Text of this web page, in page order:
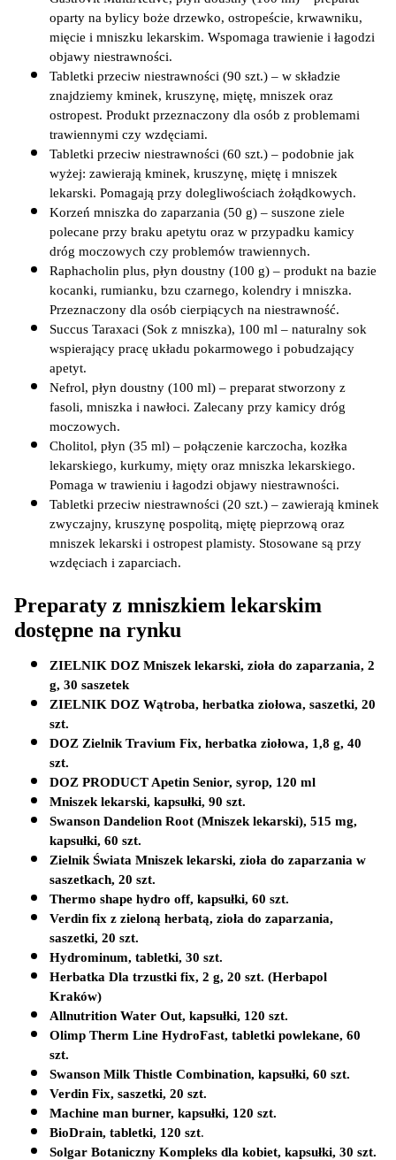
oparty na bylicy boże drzewko, ostropeście, krwawniku,
mięcie i mniszku lekarskim. Wspomaga trawienie i łagodzi
objawy niestrawności.
Tabletki przeciw niestrawności (90 szt.) – w składzie
znajdziemy kminek, kruszynę, miętę, mniszek oraz
ostropest. Produkt przeznaczony dla osób z problemami
trawiennymi czy wzdęciami.
Tabletki przeciw niestrawności (60 szt.) – podobnie jak
wyżej: zawierają kminek, kruszynę, miętę i mniszek
lekarski. Pomagają przy dolegliwościach żołądkowych.
Korzeń mniszka do zaparzania (50 g) – suszone ziele
polecane przy braku apetytu oraz w przypadku kamicy
dróg moczowych czy problemów trawiennych.
Raphacholin plus, płyn doustny (100 g) – produkt na bazie
kocanki, rumianku, bzu czarnego, kolendry i mniszka.
Przeznaczony dla osób cierpiących na niestrawność.
Succus Taraxaci (Sok z mniszka), 100 ml – naturalny sok
wspierający pracę układu pokarmowego i pobudzający
apetyt.
Nefrol, płyn doustny (100 ml) – preparat stworzony z
fasoli, mniszka i nawłoci. Zalecany przy kamicy dróg
moczowych.
Cholitol, płyn (35 ml) – połączenie karczocha, kozłka
lekarskiego, kurkumy, mięty oraz mniszka lekarskiego.
Pomaga w trawieniu i łagodzi objawy niestrawności.
Tabletki przeciw niestrawności (20 szt.) – zawierają kminek
zwyczajny, kruszynę pospolitą, miętę pieprzową oraz
mniszek lekarski i ostropest plamisty. Stosowane są przy
wzdęciach i zaparciach.
Preparaty z mniszkiem lekarskim
dostępne na rynku
ZIELNIK DOZ Mniszek lekarski, zioła do zaparzania, 2
g, 30 saszetek
ZIELNIK DOZ Wątroba, herbatka ziołowa, saszetki, 20
szt.
DOZ Zielnik Travium Fix, herbatka ziołowa, 1,8 g, 40
szt.
DOZ PRODUCT Apetin Senior, syrop, 120 ml
Mniszek lekarski, kapsułki, 90 szt.
Swanson Dandelion Root (Mniszek lekarski), 515 mg,
kapsułki, 60 szt.
Zielnik Świata Mniszek lekarski, zioła do zaparzania w
saszetkach, 20 szt.
Thermo shape hydro off, kapsułki, 60 szt.
Verdin fix z zieloną herbatą, zioła do zaparzania,
saszetki, 20 szt.
Hydrominum, tabletki, 30 szt.
Herbatka Dla trzustki fix, 2 g, 20 szt. (Herbapol
Kraków)
Allnutrition Water Out, kapsułki, 120 szt.
Olimp Therm Line HydroFast, tabletki powlekane, 60
szt.
Swanson Milk Thistle Combination, kapsułki, 60 szt.
Verdin Fix, saszetki, 20 szt.
Machine man burner, kapsułki, 120 szt.
BioDrain, tabletki, 120 szt.
Solgar Botaniczny Kompleks dla kobiet, kapsułki, 30 szt.